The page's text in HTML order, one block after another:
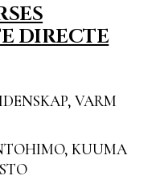
DIRECTE
VARM
KUUMA